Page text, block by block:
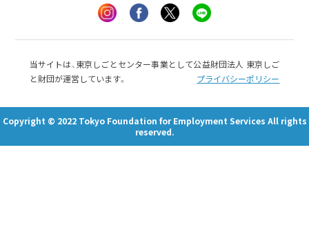
当サイトは、東京しごとセンター事業として公益財団法人 東京しご
と財団が運営しています。
プライバシーポリシー
Copyright © 2022 Tokyo Foundation for Employment Services All rights
reserved.